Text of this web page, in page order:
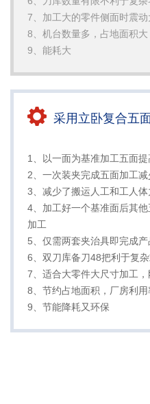
7、加工大的零件侧面时震动
8、机台数量多，占地面积大
9、能耗大
采用立卧复合五
1、以一面为基准加工五面
2、一次装夹完成五面加工
3、减少了搬运人工和工人体
4、加工好一个基准面后其
加工
5、仅需两套夹治具即完成
6、双刀库备刀48把利于复
7、适合大零件大尺寸加工
8、节约占地面积，厂房利用
9、节能降耗又环保